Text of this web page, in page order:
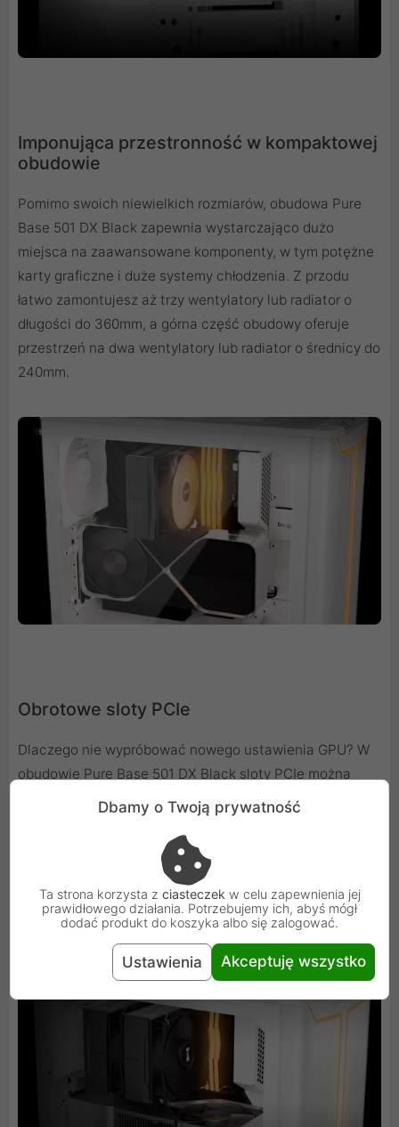
Imponująca przestronność w kompaktowej
obudowie
Pomimo swoich niewielkich rozmiarów, obudowa Pure
Base 501 DX Black zapewnia wystarczająco dużo
miejsca na zaawansowane komponenty, w tym potężne
karty graficzne i duże systemy chłodzenia. Z przodu
łatwo zamontujesz aż trzy wentylatory lub radiator o
długości do 360mm, a górna część obudowy oferuje
przestrzeń na dwa wentylatory lub radiator o średnicy do
240mm.
Obrotowe sloty PCIe
Dlaczego nie wypróbować nowego ustawienia GPU? W
obudowie Pure Base 501 DX Black sloty PCIe można
obrócić o 90°, co pozwala na zamontowanie kart
graficznych w pionie. Dodatkowo, dzięki opcjonalnemu
riserowi be quiet! z piankową podstawą, karta graficzna
jest stabilnie osadzona, eliminując ryzyko jej opadania w
pionowej konfiguracji.
Dbamy o Twoją prywatność
Ta strona korzysta z ciasteczek w celu zapewnienia jej
prawidłowego działania. Potrzebujemy ich, abyś mógł
dodać produkt do koszyka albo się zalogować.
Ustawienia Akceptuję wszystko